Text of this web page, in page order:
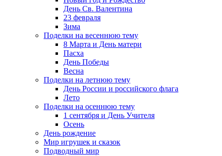
День Св. Валентина
23 февраля
Зима
Поделки на весеннюю тему
8 Марта и День матери
Пасха
День Победы
Весна
Поделки на летнюю тему
День России и российского флага
Лето
Поделки на осеннюю тему
1 сентября и День Учителя
Осень
День рождение
Мир игрушек и сказок
Подводный мир